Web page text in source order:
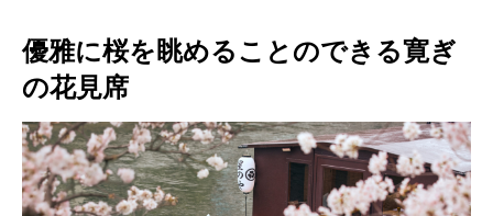
優雅に桜を眺めることのできる寛ぎ
の花見席